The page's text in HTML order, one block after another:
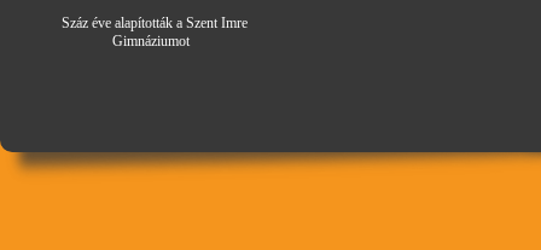
Száz éve alapították a Szent Imre
Gimnáziumot